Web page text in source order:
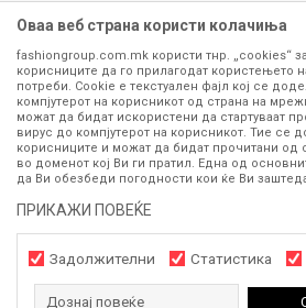
Сите информации околу производите
онлајн продавница се стремиме да бидат
меѓутоа не можеме да гарантираме дека
пак дека сите производи во моментот
Фотографиите се најверодостојниот
контактирајте не на телефонскиот број
понеделник до петок(08-16ч) и
Оваа веб страна користи колачиња
fashiongroup.com.mk користи тнр. „cookies“
корисниците да го прилагодат користењето
потреби. Cookie е текстуален фајл кој се
компјутерот на корисникот од страна на
можат да бидат искористени да стартуваат
вирус до компјутерот на корисникот. Тие се
корисниците и можат да бидат прочитани од
во доменот кој Ви ги пратил. Една од
да Ви обезбеди погодности кои ќе Ви
ПРИКАЖИ ПОВЕЌЕ
Задолжителни Статистика
Дознај повеќе